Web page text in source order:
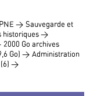
PNE > Sauvegarde et
historiques >
Go archives
Go) > Administration
(6) >